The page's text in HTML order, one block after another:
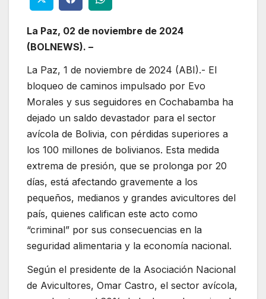
La Paz, 02 de noviembre de 2024
(BOLNEWS). –
La Paz, 1 de noviembre de 2024 (ABI).- El
bloqueo de caminos impulsado por Evo
Morales y sus seguidores en Cochabamba ha
dejado un saldo devastador para el sector
avícola de Bolivia, con pérdidas superiores a
los 100 millones de bolivianos. Esta medida
extrema de presión, que se prolonga por 20
días, está afectando gravemente a los
pequeños, medianos y grandes avicultores del
país, quienes califican este acto como
“criminal” por sus consecuencias en la
seguridad alimentaria y la economía nacional.
Según el presidente de la Asociación Nacional
de Avicultores, Omar Castro, el sector avícola,